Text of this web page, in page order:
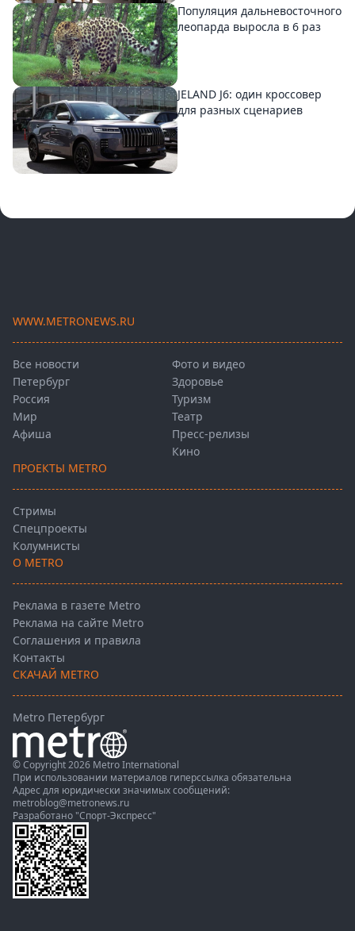
Популяция дальневосточного
леопарда выросла в 6 раз
JELAND J6: один кроссовер
для разных сценариев
WWW.METRONEWS.RU
Все новости
Петербург
Россия
Мир
Афиша
Фото и видео
Здоровье
Туризм
Театр
Пресс-релизы
Кино
ПРОЕКТЫ METRO
Стримы
Спецпроекты
Колумнисты
О METRO
Реклама в газете Metro
Реклама на сайте Metro
Соглашения и правила
Контакты
СКАЧАЙ METRO
Metro Петербург
© Copyright 2026 Metro International
При использовании материалов гиперссылка обязательна
Адрес для юридически значимых сообщений:
metroblog@metronews.ru
Разработано "Спорт-Экспресс"